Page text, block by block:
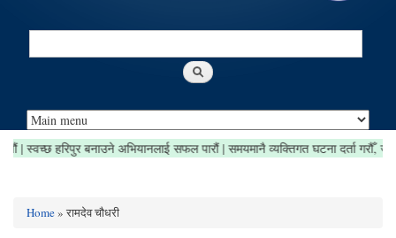
Search
राखौं | स्वच्छ हरिपुर बनाउने अभियानलाई सफल पारौं | समयमानै व्यक्तिगत घटना दर्ता
Home» रामदेव चौधरी